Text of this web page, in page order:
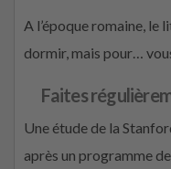
A l’époque romaine, le
dormir, mais pour…
Faites
Une étude de la
après un programme